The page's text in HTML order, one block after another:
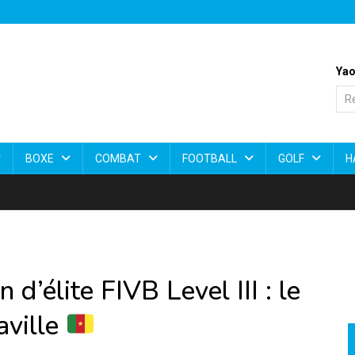
BOXE COMBAT FOOTBALL GOLF
d’élite FIVB Level III : le